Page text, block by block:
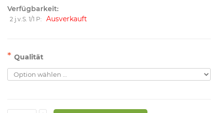
Verfügbarkeit:
2 j.v.S. 1/1 P: Ausverkauft
* Qualität